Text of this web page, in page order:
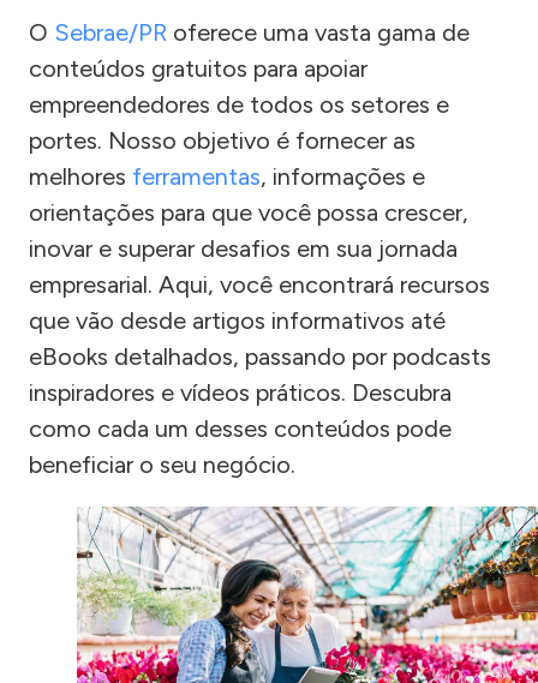
O Sebrae/PR oferece uma vasta gama de
conteúdos gratuitos para apoiar
empreendedores de todos os setores e
portes. Nosso objetivo é fornecer as
melhores ferramentas, informações e
orientações para que você possa crescer,
inovar e superar desafios em sua jornada
empresarial. Aqui, você encontrará recursos
que vão desde artigos informativos até
eBooks detalhados, passando por podcasts
inspiradores e vídeos práticos. Descubra
como cada um desses conteúdos pode
beneficiar o seu negócio.